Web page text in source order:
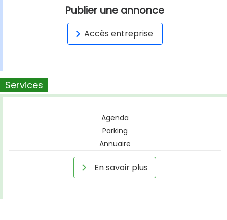
Publier une annonce
Accès entreprise
Services
Agenda
Parking
Annuaire
En savoir plus